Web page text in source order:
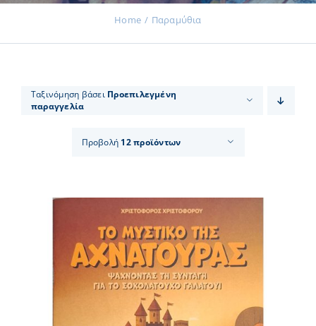
Νέα
Εισφορές
Home Παραμύθια
Ταξινόμηση βάσει Προεπιλεγμένη
παραγγελία
Προβολή 12 προϊόντων